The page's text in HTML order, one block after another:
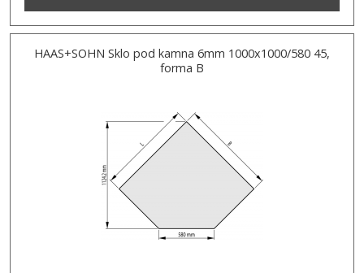
HAAS+SOHN Sklo pod kamna 6mm 1000x1000/580 45,
forma B